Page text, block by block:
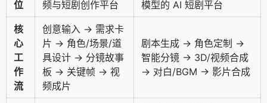
位
频与短剧创作平台
模型的 AI 短剧平台
核
心
工
作
流
创意输入 → 需求卡
片 → 角色/场景/道
具设计 → 分镜故事
板 → 关键帧 → 视
频成片
剧本生成 → 角色定制 →
智能分镜 → 3D/视频合成
→ 对白/BGM → 影片合成